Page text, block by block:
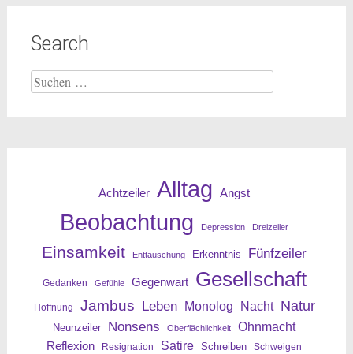
Search
Suche
nach:
Achtzeiler Alltag Angst
Beobachtung Depression Dreizeiler
Einsamkeit Enttäuschung Erkenntnis Fünfzeiler
Gedanken Gefühle Gegenwart Gesellschaft
Hoffnung Jambus Leben Monolog Nacht Natur
Neunzeiler Nonsens Oberflächlichkeit
Ohnmacht
Reflexion
Resignation Satire Schreiben Schweigen